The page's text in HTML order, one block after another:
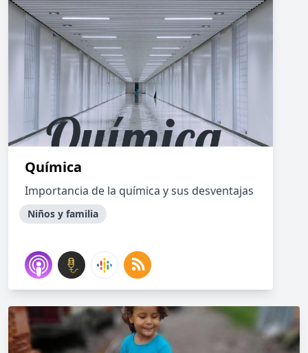
Química
Importancia de la química y sus desventajas
Niños y familia